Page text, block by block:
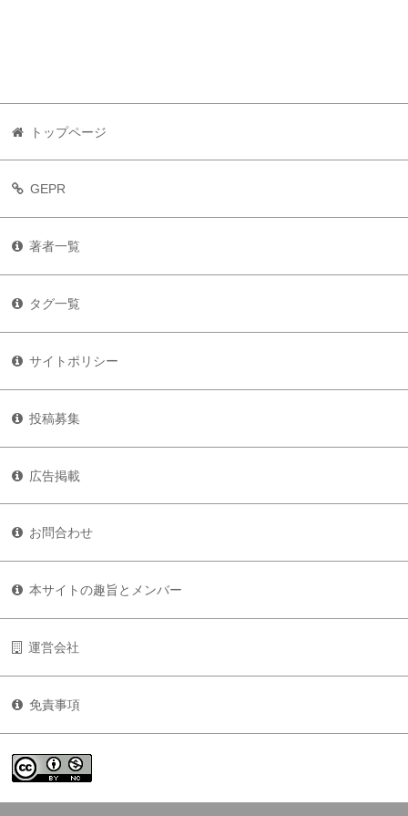
トップページ
GEPR
著者一覧
タグ一覧
サイトポリシー
投稿募集
広告掲載
お問合わせ
本サイトの趣旨とメンバー
運営会社
免責事項